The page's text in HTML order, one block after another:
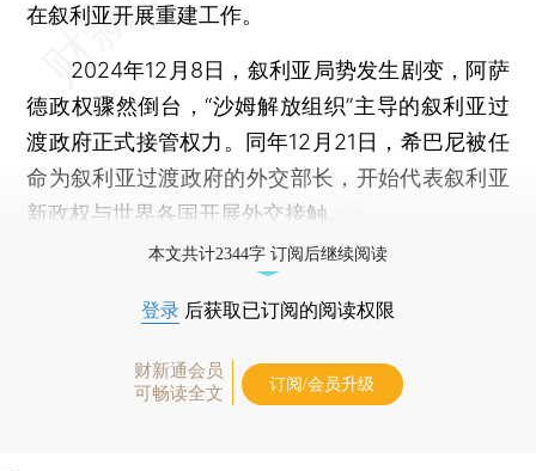
在叙利亚开展重建工作。
2024年12月8日，叙利亚局势发生剧变，阿萨
德政权骤然倒台，“沙姆解放组织”主导的叙利亚过
渡政府正式接管权力。同年12月21日，希巴尼被任
命为叙利亚过渡政府的外交部长，开始代表叙利亚
新政权与世界各国开展外交接触。
本文共计2344字 订阅后继续阅读
登录 后获取已订阅的阅读权限
财新通会员
可畅读全文
订阅/会员升级